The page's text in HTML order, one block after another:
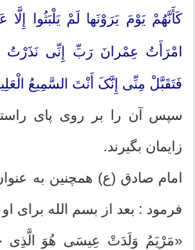
کَأَنَّهُمْ یَوْمَ یَرَوْنَها لَمْ یَلْبَثُوا
امْرَأَتُ عِمْرانَ رَبِّ إِنِّی‏ نَذَرْتُ‏
فَتَقَبَّلْ‏ مِنِّی‏ إِنَّکَ‏ أَنْتَ‏ السَّمِیعُ‏
سپس آن را بر روی پای
زایمان بگیرند.
امام صادق (ع) همچنین به
فرمود : بعد از بسم الله برای او
«مَرْیَمُ وَلَدَتْ عِیسَى‏ هُوَ